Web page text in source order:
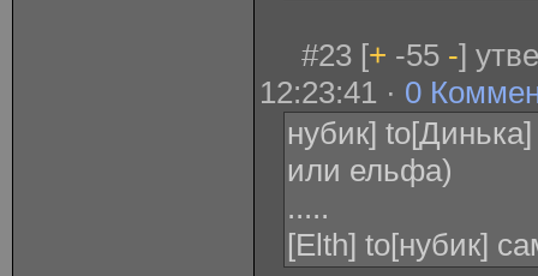
#23 [+ -55 -]
12:23:41 · 0
нубик]
или ельфа)
.....
[Elth] to[нубик]